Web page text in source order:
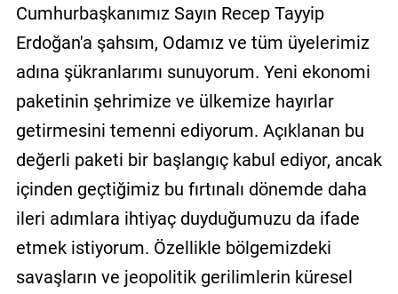
Cumhurbaşkanımız Sayın Recep Tayyip
Erdoğan'a şahsım, Odamız ve tüm üyelerimiz
adına şükranlarımı sunuyorum. Yeni ekonomi
paketinin şehrimize ve ülkemize hayırlar
getirmesini temenni ediyorum. Açıklanan bu
değerli paketi bir başlangıç kabul ediyor, ancak
içinden geçtiğimiz bu fırtınalı dönemde daha
ileri adımlara ihtiyaç duyduğumuzu da ifade
etmek istiyorum. Özellikle bölgemizdeki
savaşların ve jeopolitik gerilimlerin küresel